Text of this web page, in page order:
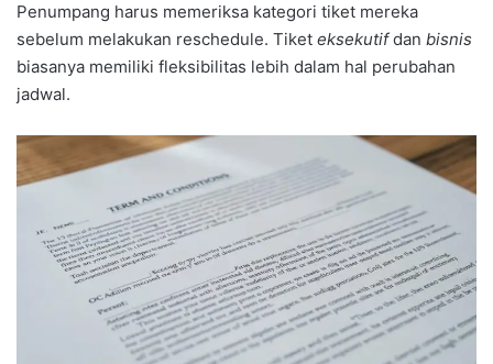
Penumpang harus memeriksa kategori tiket mereka
sebelum melakukan reschedule. Tiket eksekutifdan bisnis
biasanya memiliki fleksibilitas lebih dalam hal perubahan
jadwal.